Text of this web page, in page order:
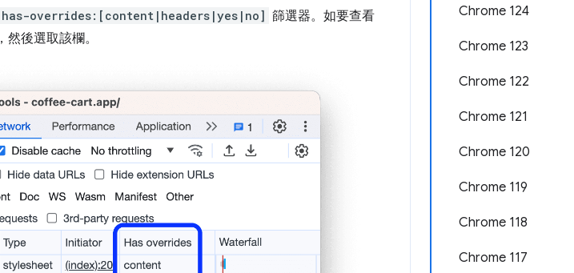
Chrome 124
Chrome 123
Chrome 122
Chrome 121
Chrome 120
Chrome 119
Chrome 118
Chrome 117
has-overrides:[content|headers|yes|no]
篩選器。如要查看
，然後選取該欄。